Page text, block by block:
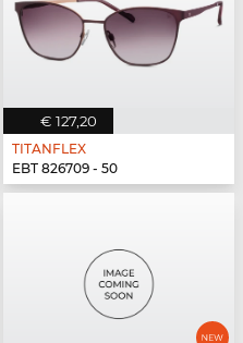
€ 127,20
TITANFLEX
EBT 826709 - 50